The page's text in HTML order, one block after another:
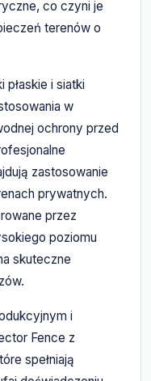
co czyni je
terenów o
płaskie i siatki
w
ochrony przed
zastosowanie
prywatnych.
przez
poziomu
skuteczne
i
Fence z
spełniają